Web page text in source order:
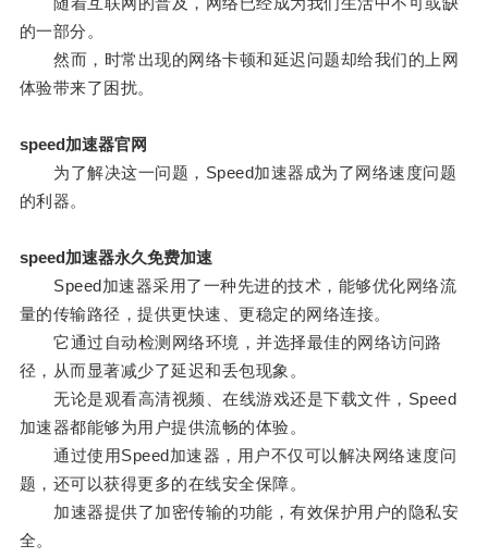
的一部分。
然而，时常出现的网络卡顿和延迟问题却给我们的上网
体验带来了困扰。
speed加速器官网
为了解决这一问题，Speed加速器成为了网络速度问题
的利器。
speed加速器永久免费加速
Speed加速器采用了一种先进的技术，能够优化网络流
量的传输路径，提供更快速、更稳定的网络连接。
它通过自动检测网络环境，并选择最佳的网络访问路
径，从而显著减少了延迟和丢包现象。
无论是观看高清视频、在线游戏还是下载文件，Speed
加速器都能够为用户提供流畅的体验。
通过使用Speed加速器，用户不仅可以解决网络速度问
题，还可以获得更多的在线安全保障。
加速器提供了加密传输的功能，有效保护用户的隐私安
全。